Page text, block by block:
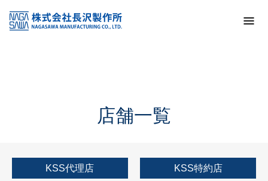
KSS加盟店・取扱店情報
店舗一覧
店舗一覧
KSS代理店 KSS特約店